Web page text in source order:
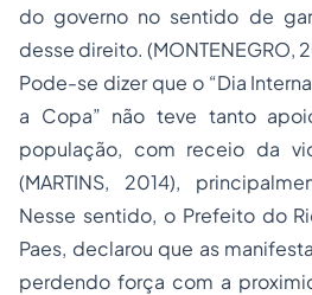
do governo no sentido de
desse direito. (MONTENEGRO,
Pode-se dizer que o “Dia
a Copa” não teve tanto
população, com receio da
(MARTINS, 2014),
Nesse sentido, o Prefeito do
Paes, declarou que as
perdendo força com a